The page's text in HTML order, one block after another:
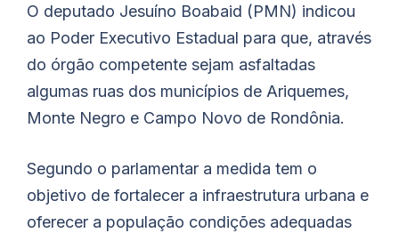
O deputado Jesuíno Boabaid (PMN) indicou
ao Poder Executivo Estadual para que, através
do órgão competente sejam asfaltadas
algumas ruas dos municípios de Ariquemes,
Monte Negro e Campo Novo de Rondônia.
Segundo o parlamentar a medida tem o
objetivo de fortalecer a infraestrutura urbana e
oferecer a população condições adequadas